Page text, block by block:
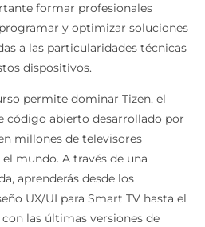
formar profesionales
y optimizar soluciones
a las particularidades técnicas
dispositivos.
permite dominar Tizen, el
código abierto desarrollado por
millones de televisores
mundo. A través de una
aprenderás desde los
UX/UI para Smart TV hasta el
las últimas versiones de